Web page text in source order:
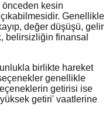
önceden kesin
Genellikle
değer düşüşü, gelir
belirsizliğin finansal
birlikte hareket
genellikle
getirisi ise
getiri' vaatlerine